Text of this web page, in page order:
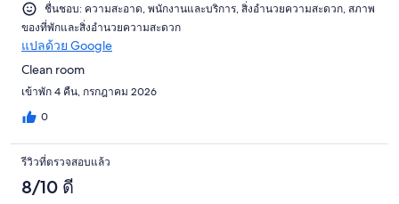
ชื่นชอบ: ความสะอาด, พนักงานและบริการ, สิ่งอำนวยความสะดวก, สภาพ
ของที่พักและสิ่งอำนวยความสะดวก
แปลด้วย Google
Clean room
เข้าพัก 4 คืน, กรกฎาคม 2026
0
รีวิวที่ตรวจสอบแล้ว
8/10 ดี